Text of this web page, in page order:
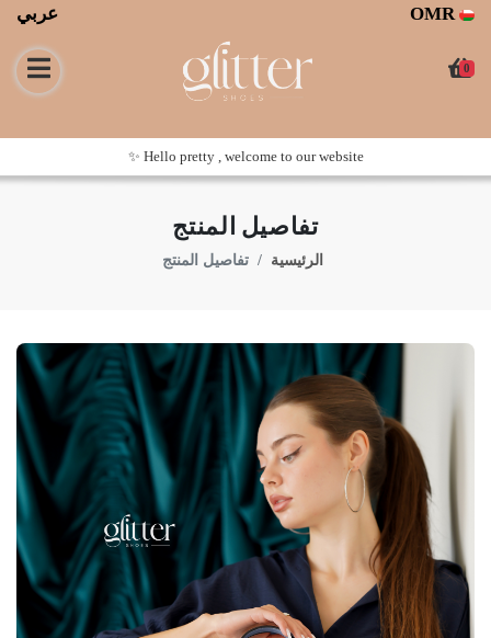
OMR عربي
0
Hello pretty , welcome to our website ✨
تفاصيل المنتج
الرئيسية تفاصيل المنتج